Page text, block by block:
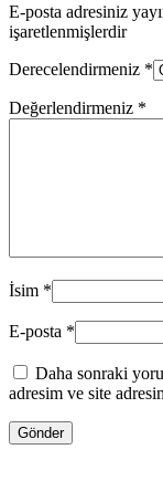
E-posta adresiniz
işaretlenmişlerdir
Derecelendirmeniz *
Değerlendirmeniz *
İsim *
E-posta *
Daha sonraki
adresim ve site